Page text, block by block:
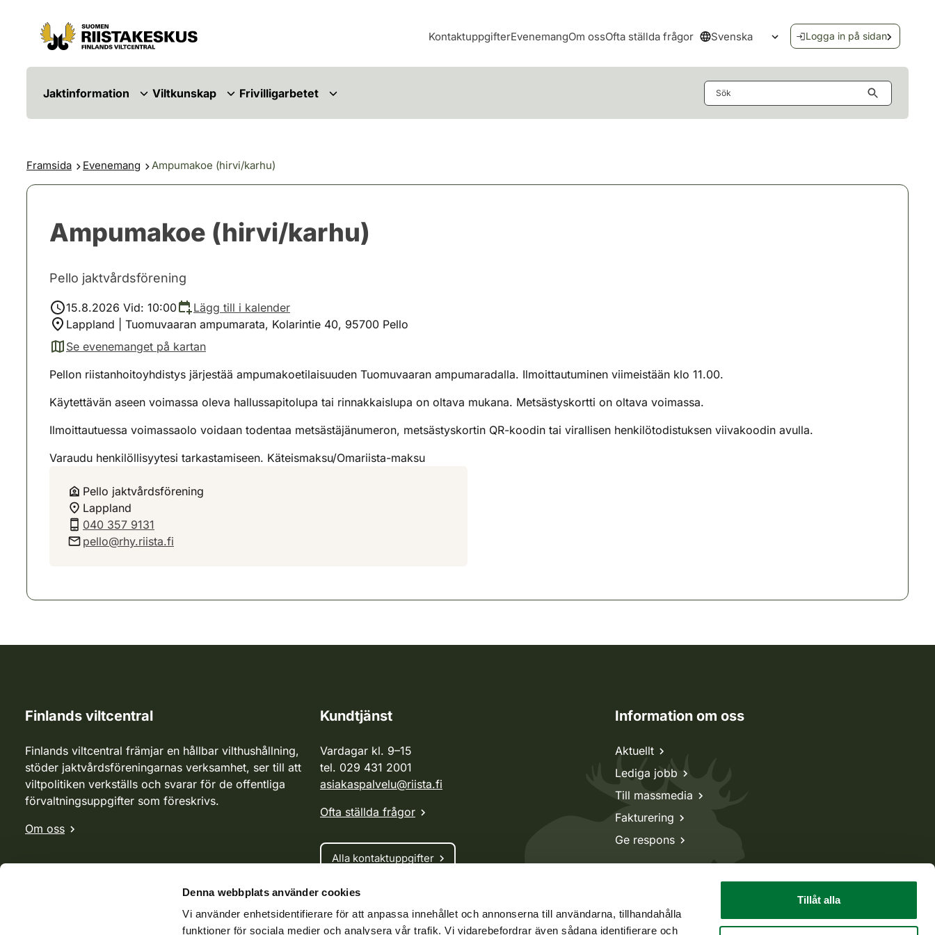
Denna webbplats använder cookies
Vi använder enhetsidentifierare för att anpassa innehållet och annonserna till användarna, tillhandahålla
funktioner för sociala medier och analysera vår trafik. Vi vidarebefordrar även sådana identifierare och
Tillåt alla
Hoppa till innehåll
Gå till webbplatskartan
KontaktuppgifterEvenemangOm ossOfta ställda frågor Svenska
Öppna språkmenyn
Logga in på sidan
Jaktinformation Viltkunskap Frivilligarbetet
Framsida Evenemang Ampumakoe (hirvi/karhu)
Ampumakoe (hirvi/karhu)
Pello jaktvårdsförening
15.8.2026 Vid: 10:00
Lägg till i kalender
Lappland | Tuomuvaaran ampumarata, Kolarintie 40, 95700 Pello
Se evenemanget på kartan
(avautuu uuteen välilehteen)
Pellon riistanhoitoyhdistys järjestää ampumakoetilaisuuden Tuomuvaaran ampumaradalla. Ilmoittautuminen viimeistään klo 11.00.
Käytettävän aseen voimassa oleva hallussapitolupa tai rinnakkaislupa on oltava mukana. Metsästyskortti on oltava voimassa.
Ilmoittautuessa voimassaolo voidaan todentaa metsästäjänumeron, metsästyskortin QR-koodin tai virallisen henkilötodistuksen viivakoodin avulla.
Varaudu henkilöllisyytesi tarkastamiseen. Käteismaksu/Omariista-maksu
Pello jaktvårdsförening
Lappland
040 357 9131
pello@rhy.riista.fi
Finlands viltcentral
Finlands viltcentral främjar en hållbar vilthushållning,
stöder jaktvårdsföreningarnas verksamhet, ser till att
viltpolitiken verkställs och svarar för de offentliga
förvaltningsuppgifter som föreskrivs.
Om oss
Kundtjänst
Vardagar kl. 9–15
tel. 029 431 2001
asiakaspalvelu@riista.fi
Ofta ställda frågor
Alla kontaktuppgifter
Jaktkort
Oma riista -tjänsten
Information om oss
Aktuellt
Lediga jobb
Till massmedia
Fakturering
Ge respons